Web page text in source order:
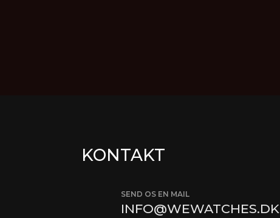
KONTAKT
SEND OS EN MAIL
INFO@WEWATCHES.DK